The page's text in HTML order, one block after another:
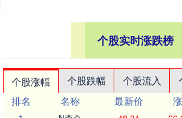
个股实时涨跌榜
个股涨幅 个股跌幅 个股流入
排名
名称 最新价